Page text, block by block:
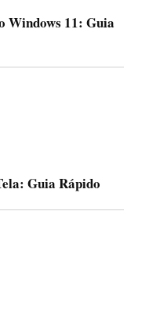
Windows 11: Guia
Guia Rápido